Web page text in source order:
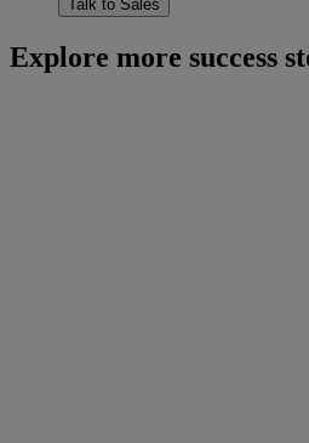
Talk to Sales
Explore more success